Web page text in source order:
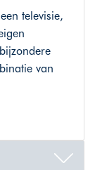
televisie,
van